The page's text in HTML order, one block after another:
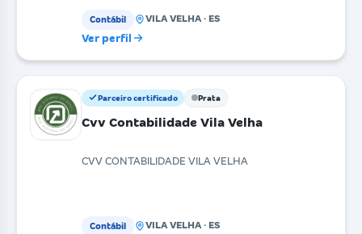
Contábil VILA VELHA · ES
Ver perfil
Parceiro certificado Prata
Cvv Contabilidade Vila Velha
CVV CONTABILIDADE VILA VELHA
Contábil VILA VELHA · ES